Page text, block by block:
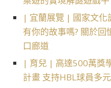
| 宜蘭展覽 | 國家文化
有你的故事嗎? 關於
口廊道
| 育兒 | 高達500萬獎
計畫 支持HBL球員多